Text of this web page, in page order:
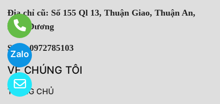
Zalo
Địa chỉ cũ: Số 155 Ql 13, Thuận Giao, Thuận An,
Bình Dương
SĐT: 0972785103
VỀ CHÚNG TÔI
TRANG CHỦ